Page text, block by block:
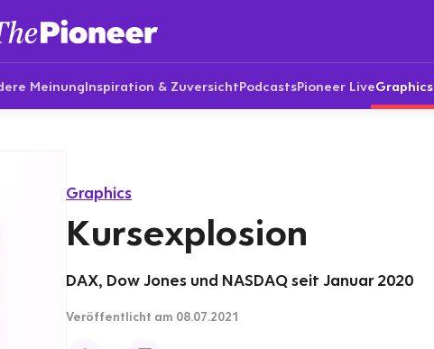
MeinungInspiration & ZuversichtPodcastsPioneer LiveGraphics
Graphics
Kursexplosion
DAX, Dow Jones und NASDAQ seit Januar 2020
Veröffentlicht am 08.07.2021